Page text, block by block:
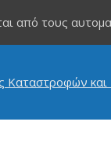
από τους